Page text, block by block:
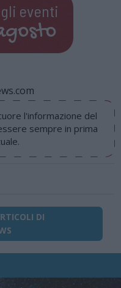
eventi
l'informazione del
sempre in prima
DI